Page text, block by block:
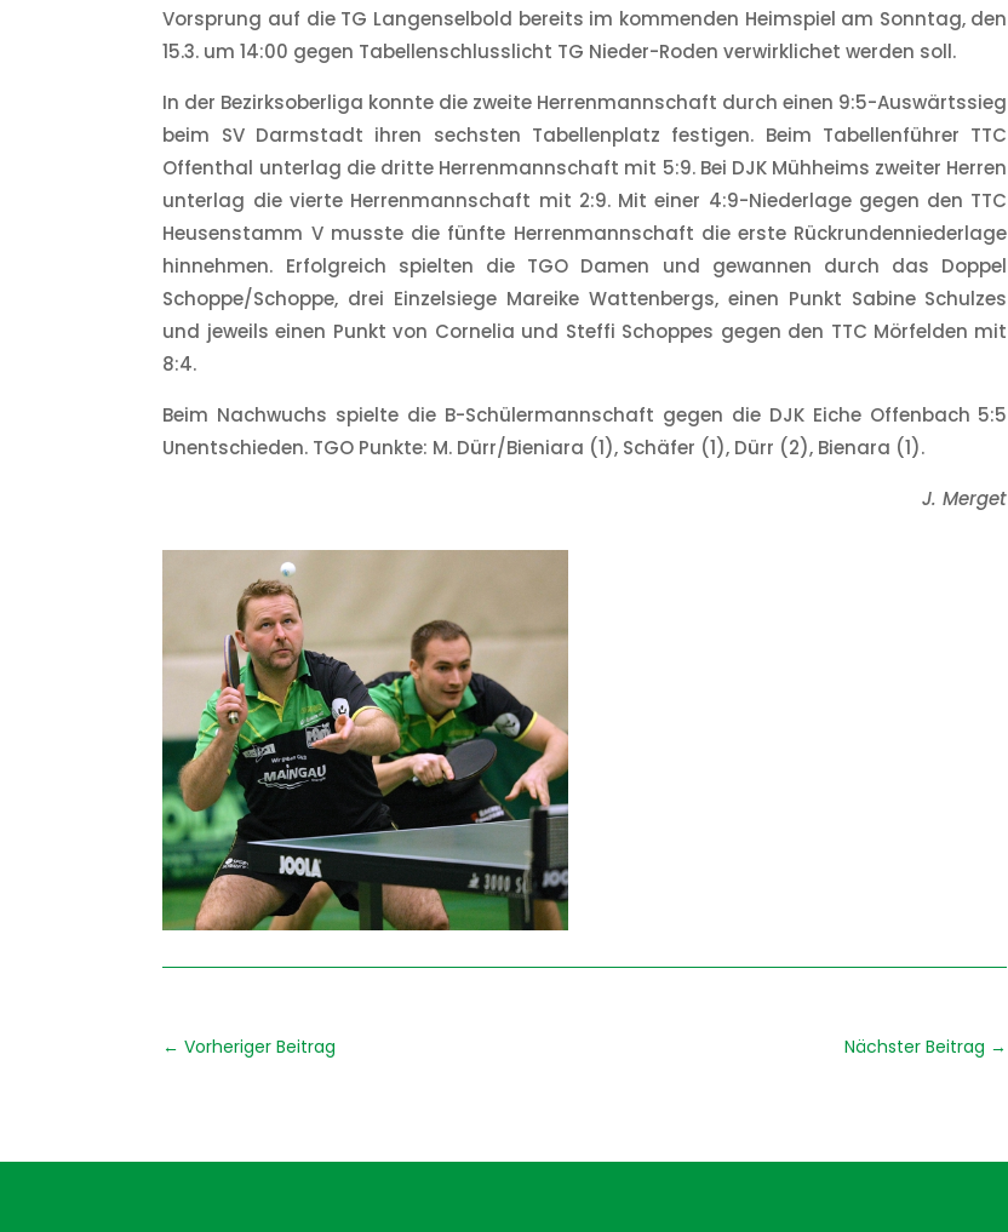
Vorsprung auf die TG Langenselbold bereits im kommenden Heimspiel am Sonntag, den
15.3. um 14:00 gegen Tabellenschlusslicht TG Nieder-Roden verwirklichet werden soll.
In der Bezirksoberliga konnte die zweite Herrenmannschaft durch einen 9:5-Auswärtssieg
beim SV Darmstadt ihren sechsten Tabellenplatz festigen. Beim Tabellenführer TTC
Offenthal unterlag die dritte Herrenmannschaft mit 5:9. Bei DJK Mühheims zweiter Herren
unterlag die vierte Herrenmannschaft mit 2:9. Mit einer 4:9-Niederlage gegen den TTC
Heusenstamm V musste die fünfte Herrenmannschaft die erste Rückrundenniederlage
hinnehmen. Erfolgreich spielten die TGO Damen und gewannen durch das Doppel
Schoppe/Schoppe, drei Einzelsiege Mareike Wattenbergs, einen Punkt Sabine Schulzes
und jeweils einen Punkt von Cornelia und Steffi Schoppes gegen den TTC Mörfelden mit
8:4.
Beim Nachwuchs spielte die B-Schülermannschaft gegen die DJK Eiche Offenbach 5:5
Unentschieden. TGO Punkte: M. Dürr/Bieniara (1), Schäfer (1), Dürr (2), Bienara (1).
J. Merget
←Vorheriger Beitrag Nächster Beitrag →